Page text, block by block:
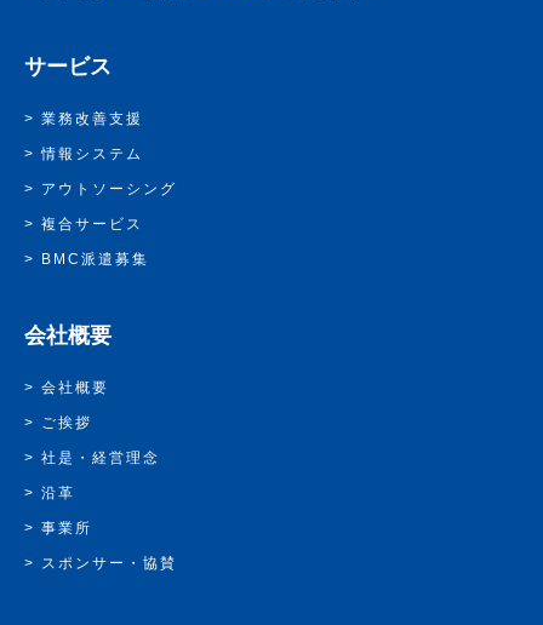
サービス
業務改善支援
情報システム
アウトソーシング
複合サービス
BMC派遣募集
会社概要
会社概要
ご挨拶
社是・経営理念
沿革
事業所
スポンサー・協賛